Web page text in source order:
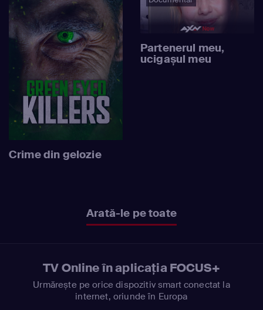
Crime din gelozie
Partenerul meu,
ucigașul meu
Arată-le pe toate
TV Online în aplicația FOCUS+
Urmărește pe orice dispozitiv smart conectat la
internet, oriunde în Europa